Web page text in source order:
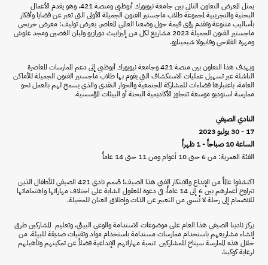
يمثل المعرض التعاون الثاني بين جامعة نيويورك أبوظبي ومنصة 421، وهو يقدم الأعمال
البحثية والتجريبية لمجموعة طلاب ماجستير الفنون الجميلة الأولى التي تعبر عن قضايا وأفكار
بأساليب متنوعة وتقدم رؤى قيمة حول وضعنا العالمي المعاصر. يعرض توليف: معرض خريجي
ماجستير الفنون الجميلة 2023 مشاريع لكل من إليزابيث دورازيو وليان الغصين ومجد علوش
ومهرة الفلاحي وفابيولا شيمينازو.
ويهدف هذا التعاون بين منصة 421 وجامعة نيويورك أبوظبي إلى دعم الممارسات المعاصرة
الناشئة عبر تسهيل عمليات الاستكشاف التي يقوم بها طلاب ماجستير الفنون الجميلة للأماكن
العامة، باعتبارها فضاءات للمشاركة المجتمعية والحوار النقدي والذي يسمح لهم بالعمل نحو
ممارسة استوديو موسعة تتجاوز الأكاديمية البحتة أو البيئات المؤسسية.
النادي الصيفي
17 - 30 يوليو 2023
الساعة 10 صباحاً - 1 ظهراً
الفئة العمرية: من 6 حتى 10 أعوام ومن 11 حتى 14 عاماً
اكتشفوا عالماً من الإبداع والابتكار الفني هذا الصيف! صُمم نادي 421 الصيفي للأطفال الذين
تتراوح أعمارهم بين 6
إلى 14 عاماً
، في دعوة للعقول الشابة على اختلاف مهاراتها واهتماماتها
للانضمام إلى رحلة لا تُنسى من التعبير عن الذات وإطلاق العنان للمخيلة.
يركز نادينا الصيفي هذا العام على موضوعات الاستدامة والوعي البيئي، وتعليم المشاركين طرق
إنشاء مشاريعهم باستخدام ممارسات مستدامة باستخدام مواد وتقنيات صديقة للبيئة. من
خلال هذه الممارسة سيتاح للمشاركين تنمية مهاراتهم الإبداعية فضلاً عن تمكينهم وتأهيلهم
لرعاية كوكبنا.